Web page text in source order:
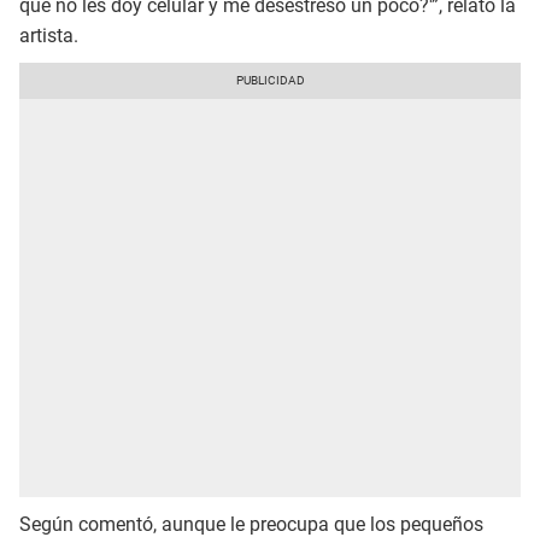
qué no les doy celular y me desestreso un poco?'”, relató la
artista.
Según comentó, aunque le preocupa que los pequeños